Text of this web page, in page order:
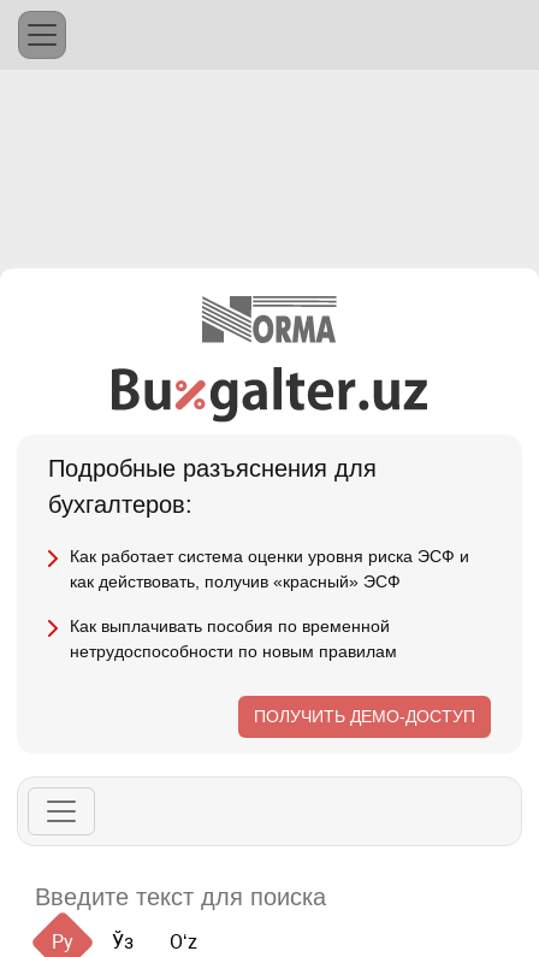
Подробные разъяснения для
бухгалтеров:
Как работает система оценки уровня риска ЭСФ и
как действовать, получив «красный» ЭСФ
Как выплачивать пособия по временной
нетрудоспособности по новым правилам
ПОЛУЧИТЬ ДЕМО-ДОСТУП
Ру Ўз Oʻz